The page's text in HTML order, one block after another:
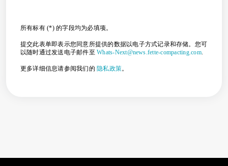
所有标有 (*) 的字段均为必填项。
提交此表单即表示您同意所提供的数据以电子方式记录和存储。您可
以随时通过发送电子邮件至Whats-Next@news.fette-compacting.com.
更多详细信息请参阅我们的 隐私政策。